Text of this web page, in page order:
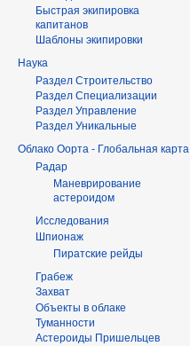
Быстрая экипировка
капитанов
Шаблоны экипировки
Наука
Раздел Строительство
Раздел Специализации
Раздел Управление
Раздел Уникальные
Облако Оорта - Глобальная карта
Радар
Маневрирование
астероидом
Исследования
Шпионаж
Пиратские рейды
Грабеж
Захват
Объекты в облаке
Туманности
Астероиды Пришельцев